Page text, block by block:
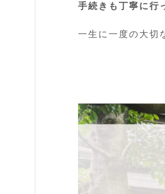
手続きも丁寧に行
一生に一度の大切